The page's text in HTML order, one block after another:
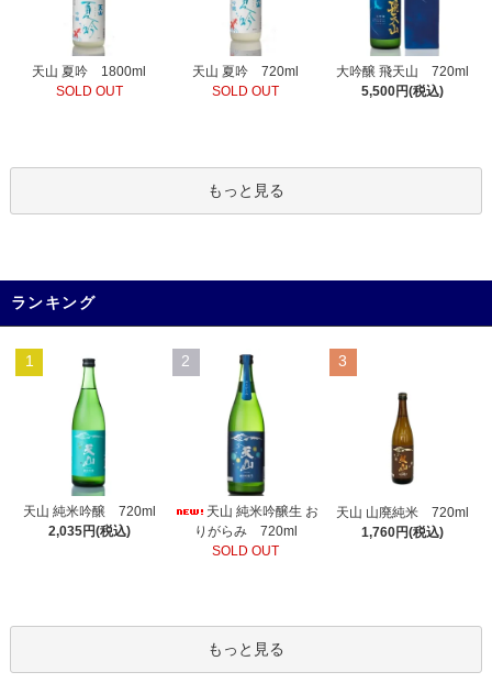
天山 夏吟 1800ml
SOLD OUT
天山 夏吟 720ml
SOLD OUT
大吟醸 飛天山 720ml
5,500円(税込)
もっと見る
ランキング
1
天山 純米吟醸 720ml
2,035円(税込)
2
天山 純米吟醸生 お
りがらみ 720ml
SOLD OUT
3
天山 山廃純米 720ml
1,760円(税込)
もっと見る